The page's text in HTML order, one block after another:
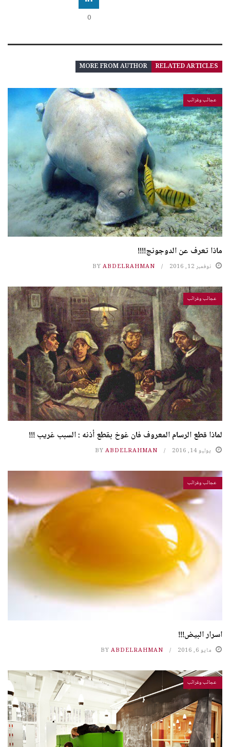
0
RELATED ARTICLES
MORE FROM AUTHOR
عجائب وغرائب
ماذا تعرف عن الدوجونج!!!!
نوفمبر 12, 2016 BY ABDELRAHMAN
عجائب وغرائب
لماذا قطع الرسام المعروف فان غوخ بقطع أذنه : السبب غريب !!!
يوليو 14, 2016 BY ABDELRAHMAN
عجائب وغرائب
اسرار البيض!!!
مايو 6, 2016 BY ABDELRAHMAN
عجائب وغرائب